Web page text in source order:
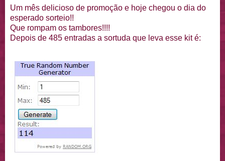
Um mês delicioso de promoção e hoje chegou o dia do
esperado sorteio!!
Que rompam os tambores!!!!
Depois de 485 entradas a sortuda que leva esse kit é: